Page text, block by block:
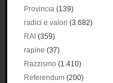
Provincia (139)
radici e valori (3.682)
RAI (359)
rapine (37)
Razzismo (1.410)
Referendum (200)